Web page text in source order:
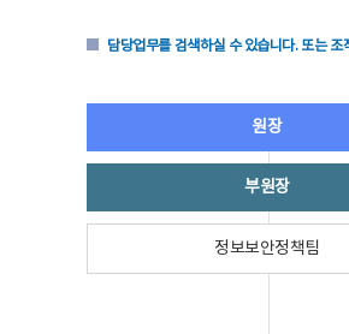
담당업무를 검색하실 수 있습니다. 또는
원장
부원장
정보보안정책팀